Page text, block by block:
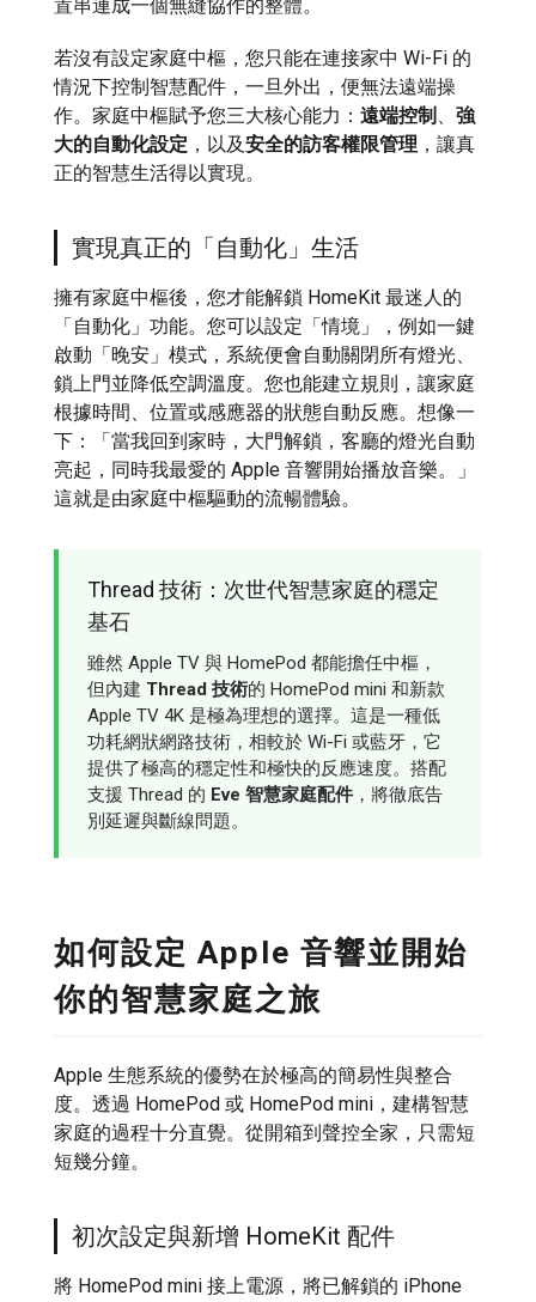
置串連成一個無縫協作的整體。
若沒有設定家庭中樞，您只能在連接家中 Wi-Fi 的
情況下控制智慧配件，一旦外出，便無法遠端操
作。家庭中樞賦予您三大核心能力： 遠端控制 、 強
大的自動化設定 ，以及安全的訪客權限管理 ，讓真
正的智慧生活得以實現。
實現真正的「自動化」生活
擁有家庭中樞後，您才能解鎖 HomeKit 最迷人的
「自動化」功能。您可以設定「情境」，例如一鍵
啟動「晚安」模式，系統便會自動關閉所有燈光、
鎖上門並降低空調溫度。您也能建立規則，讓家庭
根據時間、位置或感應器的狀態自動反應。想像一
下：「當我回到家時，大門解鎖，客廳的燈光自動
亮起，同時我最愛的 Apple 音響開始播放音樂。」
這就是由家庭中樞驅動的流暢體驗。
Thread 技術：次世代智慧家庭的穩定
基石
雖然 Apple TV 與 HomePod 都能擔任中樞，
但內建 Thread 技術的 HomePod mini 和新款
Apple TV 4K 是極為理想的選擇。這是一種低
功耗網狀網路技術，相較於 Wi-Fi 或藍牙，它
提供了極高的穩定性和極快的反應速度。搭配
支援 Thread 的 Eve 智慧家庭配件，將徹底告
別延遲與斷線問題。
如何設定 Apple 音響並開始
你的智慧家庭之旅
Apple 生態系統的優勢在於極高的簡易性與整合
度。透過 HomePod 或 HomePod mini，建構智慧
家庭的過程十分直覺。從開箱到聲控全家，只需短
短幾分鐘。
初次設定與新增 HomeKit 配件
將 HomePod mini 接上電源，將已解鎖的 iPhone